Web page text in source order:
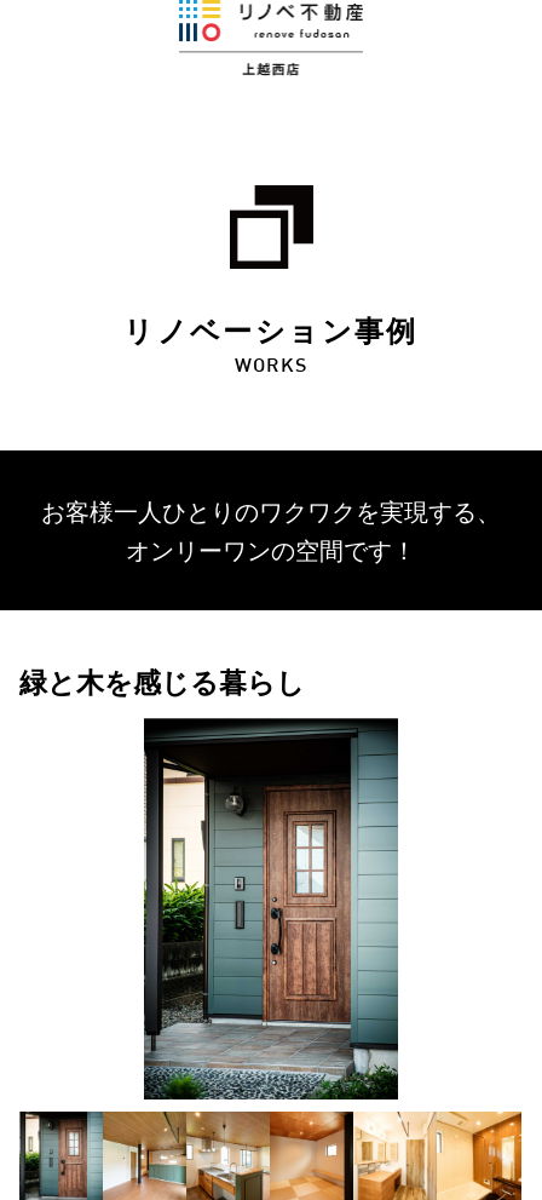
リノベーション事例
WORKS
お客様一人ひとりのワクワクを実現する、
オンリーワンの空間です！
緑と木を感じる暮らし